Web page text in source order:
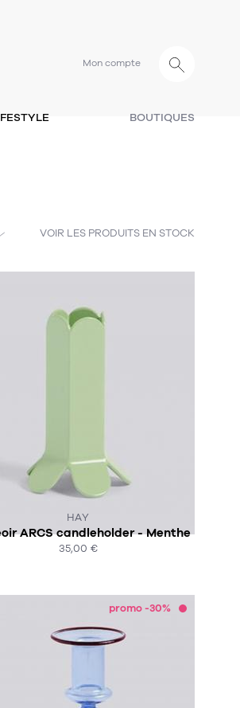
Mon compte
BOUTIQUES
VOIR LES PRODUITS EN STOCK
HAY
ARCS candleholder - Menthe
35,00 €
promo -30%